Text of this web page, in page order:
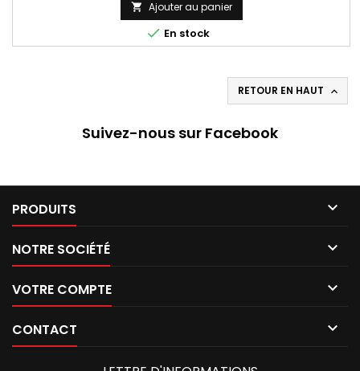
165HR15, 165/80R15, 165x15, 165-15, 165 80 15, 165/80-15, 165 15,
165*15, 165-380, 165x380, 165/15, 165*15...
 Ajouter au panier
 En stock
RETOUR EN HAUT 
Suivez-nous sur Facebook
PRODUITS 
NOTRE SOCIÉTÉ 
VOTRE COMPTE 
CONTACT 